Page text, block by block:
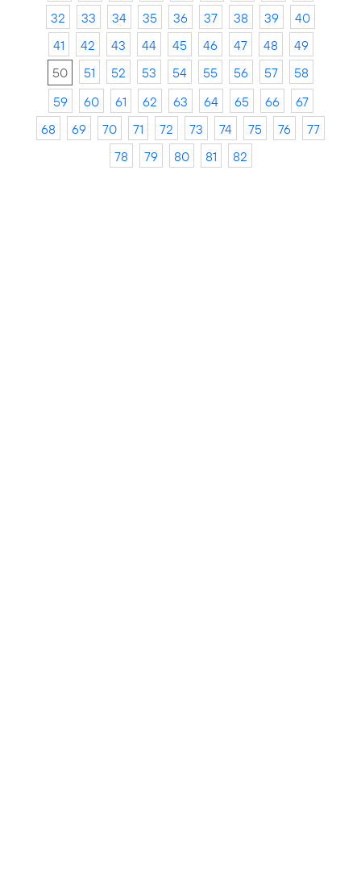
32
33 34 35 36 37 38 39
40
41
42 43 44 45 46 47 48
49
50
51 52 53 54 55 56 57
58
59
60 61 62 63 64 65 66
67
68
69 70 71 72 73 74 75 76
77
78
79 80 81 82